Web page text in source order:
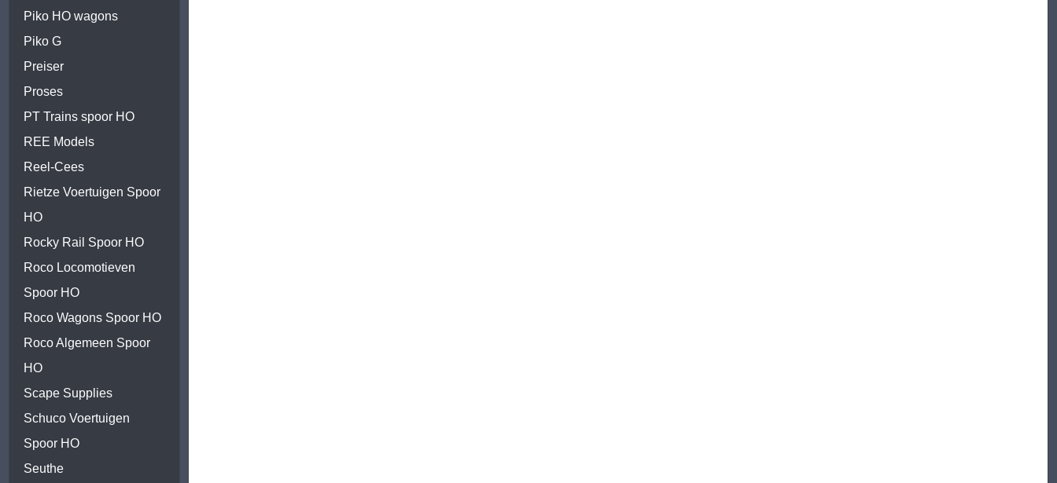
Piko HO wagons
Piko G
Preiser
Proses
PT Trains spoor HO
REE Models
Reel-Cees
Rietze Voertuigen Spoor
HO
Rocky Rail Spoor HO
Roco Locomotieven
Spoor HO
Roco Wagons Spoor HO
Roco Algemeen Spoor
HO
Scape Supplies
Schuco Voertuigen
Spoor HO
Seuthe